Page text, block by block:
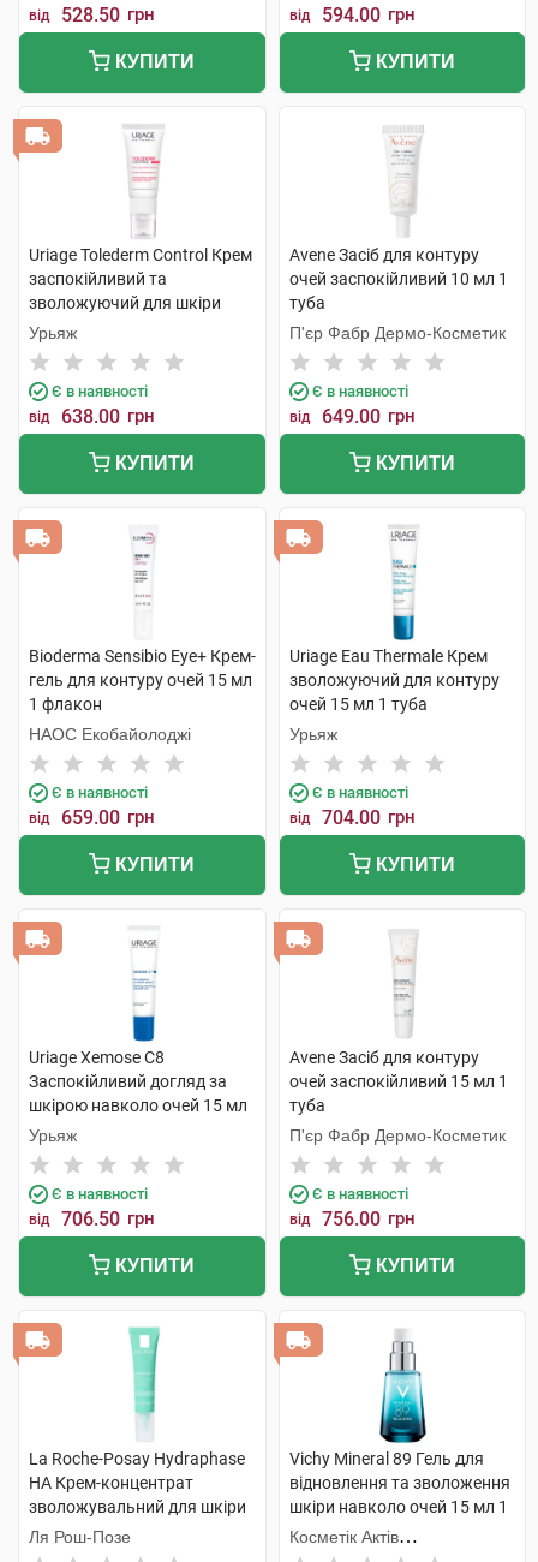
від 528.50 грн
КУПИТИ
від 594.00 грн
КУПИТИ
Uriage Tolederm Control Крем
заспокійливий та
зволожуючий для шкіри
навколо очей 15 мл 1 туба
Урьяж
Є в наявності
від 638.00 грн
КУПИТИ
Avene Засіб для контуру
очей заспокійливий 10 мл 1
туба
П'єр Фабр Дермо-Косметик
Є в наявності
від 649.00 грн
КУПИТИ
Bioderma Sensibio Eye+ Крем-
гель для контуру очей 15 мл
1 флакон
НАОС Екобайолоджі
Є в наявності
від 659.00 грн
КУПИТИ
Uriage Eau Thermale Крем
зволожуючий для контуру
очей 15 мл 1 туба
Урьяж
Є в наявності
від 704.00 грн
КУПИТИ
Uriage Xemose C8
Заспокійливий догляд за
шкірою навколо очей 15 мл
1 туба
Урьяж
Є в наявності
від 706.50 грн
КУПИТИ
Avene Засіб для контуру
очей заспокійливий 15 мл 1
туба
П'єр Фабр Дермо-Косметик
Є в наявності
від 756.00 грн
КУПИТИ
La Roche-Posay Hydraphase
HA Крем-концентрат
зволожувальний для шкіри
навколо очей 15 мл 1 туба
Ля Рош-Позе
Vichy Mineral 89 Гель для
відновлення та зволоження
шкіри навколо очей 15 мл 1
флакон
Косметік Актів